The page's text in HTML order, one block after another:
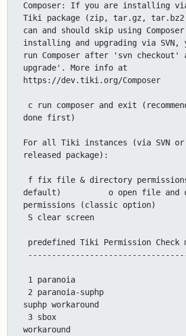
Composer: If you are installing
Tiki package (zip, tar.gz,
can and should skip using
installing and upgrading via SVN,
run Composer after 'svn checkout'
upgrade'. More info at
https://dev.tiki.org/Composer
done first)
For all Tiki instances (via SVN
released package):
default)          o open file and
permissions (classic option)
suphp workaround
workaround